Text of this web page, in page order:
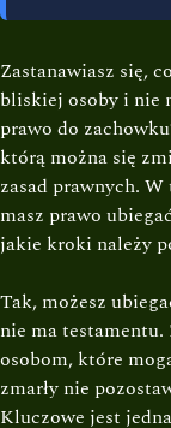
Zastanawiasz się,
bliskiej osoby i nie
prawo do
którą można się
zasad prawnych.
masz prawo
jakie kroki należy
Tak, możesz
nie ma
osobom, które
zmarły nie
Kluczowe jest